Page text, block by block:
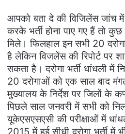
आपको बता दे की विजिलेंस जांच में
करके भर्ती होना पाए गए हैं तो
मिले। फिलहाल इन सभी 20
है लेकिन विजलेंस की रिपोर्ट पर
सकता है। दरोगा भर्ती धांधली में
20 दरोगाओं को एक साल बाद
मुख्यालय के निर्देश पर जिलों के
पिछले साल जनवरी में सभी को
यूकेएसएसएसी की परीक्षाओं में
2015 में हुई सीधी दरोगा भर्ती में